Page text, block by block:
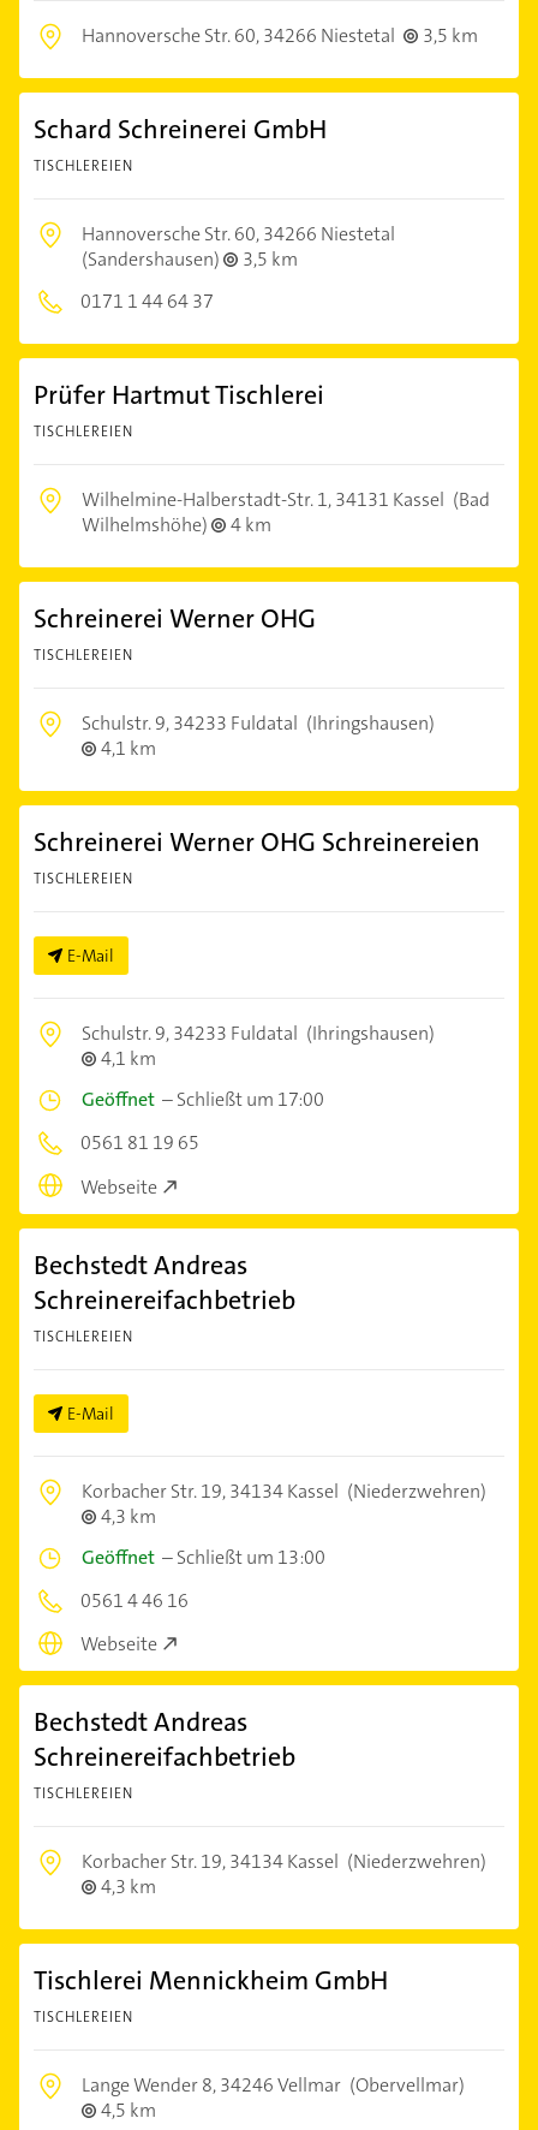
Hannoversche Str. 60,34266 Niestetal 3,5 km
Schard Schreinerei GmbH
TISCHLEREIEN
Hannoversche Str. 60,34266 Niestetal
(Sandershausen)
3,5 km
0171 1 44 64 37
Prüfer Hartmut Tischlerei
TISCHLEREIEN
Wilhelmine-Halberstadt-Str. 1,34131 Kassel (Bad
Wilhelmshöhe)
4 km
Schreinerei Werner OHG
TISCHLEREIEN
Schulstr. 9,34233 Fuldatal (Ihringshausen)
4,1 km
Schreinerei Werner OHG Schreinereien
TISCHLEREIEN
E-Mail
Schulstr. 9,34233 Fuldatal (Ihringshausen)
4,1 km
Geöffnet –Schließt um 17:00
0561 81 19 65
Webseite
Bechstedt Andreas
Schreinereifachbetrieb
TISCHLEREIEN
E-Mail
Korbacher Str. 19,34134 Kassel (Niederzwehren)
4,3 km
Geöffnet –Schließt um 13:00
0561 4 46 16
Webseite
Bechstedt Andreas
Schreinereifachbetrieb
TISCHLEREIEN
Korbacher Str. 19,34134 Kassel (Niederzwehren)
4,3 km
Tischlerei Mennickheim GmbH
TISCHLEREIEN
Lange Wender 8,34246 Vellmar (Obervellmar)
4,5 km